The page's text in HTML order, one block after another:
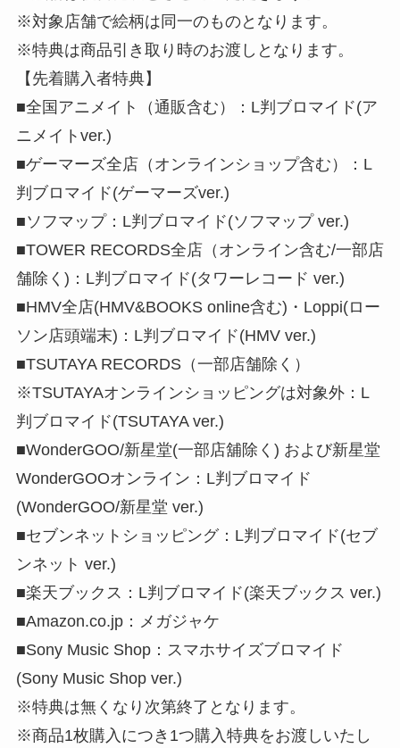
※対象店舗で絵柄は同一のものとなります。
※特典は商品引き取り時のお渡しとなります。
【先着購入者特典】
■全国アニメイト（通販含む）：L判ブロマイド(ア
ニメイトver.)
■ゲーマーズ全店（オンラインショップ含む）：L
判ブロマイド(ゲーマーズver.)
■ソフマップ：L判ブロマイド(ソフマップ ver.)
■TOWER RECORDS全店（オンライン含む/一部店
舗除く)：L判ブロマイド(タワーレコード ver.)
■HMV全店(HMV&BOOKS online含む)・Loppi(ロー
ソン店頭端末)：L判ブロマイド(HMV ver.)
■TSUTAYA RECORDS（一部店舗除く）
※TSUTAYAオンラインショッピングは対象外：L
判ブロマイド(TSUTAYA ver.)
■WonderGOO/新星堂(一部店舖除く) および新星堂
WonderGOOオンライン：L判ブロマイド
(WonderGOO/新星堂 ver.)
■セブンネットショッピング：L判ブロマイド(セブ
ンネット ver.)
■楽天ブックス：L判ブロマイド(楽天ブックス ver.)
■Amazon.co.jp：メガジャケ
■Sony Music Shop：スマホサイズブロマイド
(Sony Music Shop ver.)
※特典は無くなり次第終了となります。
※商品1枚購入につき1つ購入特典をお渡しいたし